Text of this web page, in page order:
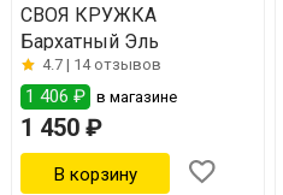
СВОЯ КРУЖКА
Бархатный Эль
4.7 | 14 отзывов
1 406 ₽ в магазине
1 450 ₽